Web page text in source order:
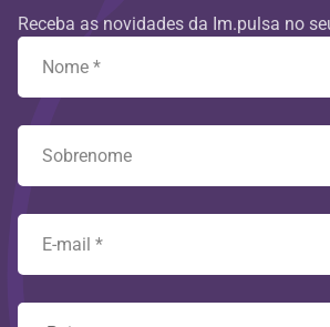
Receba as novidades da Im.pulsa no